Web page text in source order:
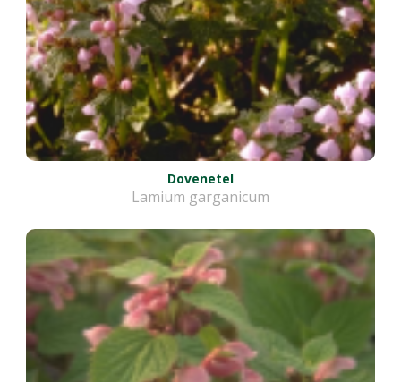
Dovenetel
Lamium garganicum